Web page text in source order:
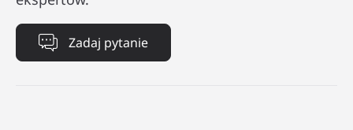
Zadaj pytanie